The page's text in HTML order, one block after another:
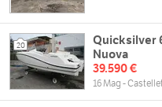
20
Quicksilver
Nuova
39.590 €
16 Mag -